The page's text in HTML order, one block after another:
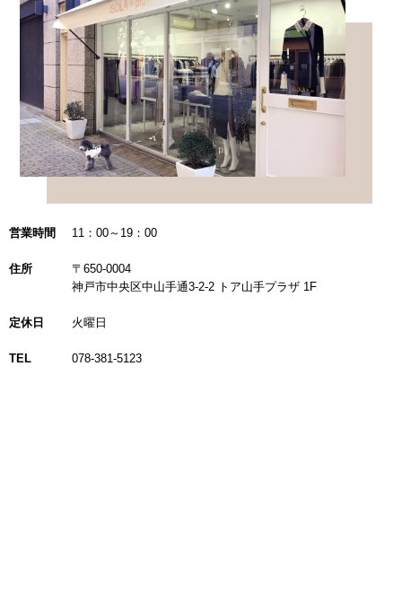
営業時間 11：00～19：00
住所
〒650-0004
神戸市中央区中山手通3-2-2 トア山手プラザ 1F
定休日 火曜日
TEL 078-381-5123